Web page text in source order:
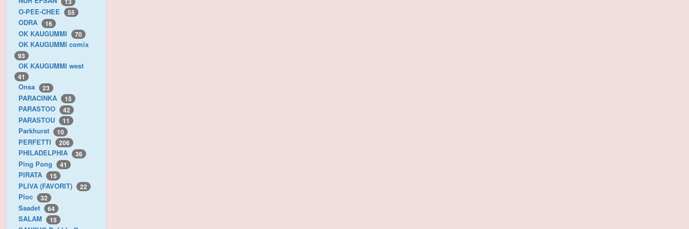
O-PEE-CHEE 55
ODRA 16
OK KAUGUMMI 70
OK KAUGUMMI comix
93
OK KAUGUMMI west
41
Onsa 23
PARACINKA 15
PARASTOO 42
PARASTOU 11
Parkhurst 10
PERFETTI 206
PHILADELPHIA 36
Ping Pong 41
PIRATA 15
PLIVA (FAVORIT) 22
Ploc 32
Saadet 64
SALAM 15